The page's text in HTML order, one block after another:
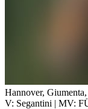
Hannover,
V: Segantini | MV: